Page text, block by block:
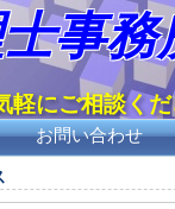
事務
軽にご相談く
お問い合わせ